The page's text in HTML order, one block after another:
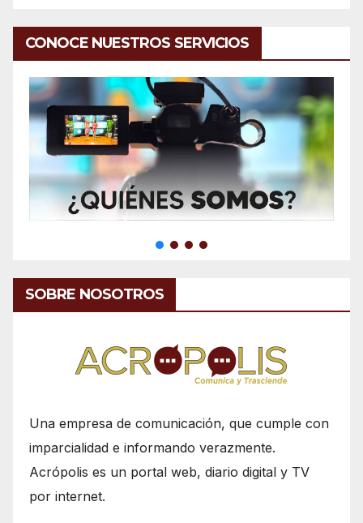
CONOCE NUESTROS SERVICIOS
SOBRE NOSOTROS
Una empresa de comunicación, que cumple con
imparcialidad e informando verazmente.
Acrópolis es un portal web, diario digital y TV
por internet.